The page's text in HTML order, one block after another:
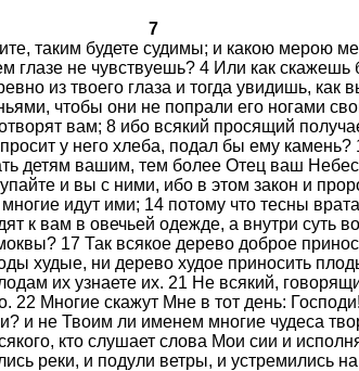
7
таким будете судимы; и какою мерою
глазе не чувствуешь? 4 Или как скажешь
из твоего глаза и тогда увидишь, как
чтобы они не попрали его ногами
вам; 8 ибо всякий просящий
у него хлеба, подал бы ему
детям вашим, тем более Отец ваш
и вы с ними, ибо в этом закон и
идут ими; 14 потому что тесны
к вам в овечьей одежде, а внутри суть
17 Так всякое дерево доброе
худые, ни дерево худое приносить
их узнаете их. 21 Не всякий,
Многие скажут Мне в тот день:
и не Твоим ли именем многие чудеса
кто слушает слова Мои сии и
реки, и подули ветры, и устремились